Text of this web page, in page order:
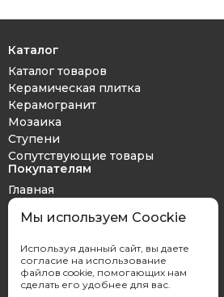
Каталог
Каталог товаров
Керамическая плитка
Керамогранит
Мозаика
Ступени
Сопутствующие товары
Покупателям
Главная
Дизайн проект
Оплата и доставка
Контакты
Мы используем Coockie
Используя данный сайт, вы даете
согласие на использование
файлов cookie, помогающих нам
сделать его удобнее для вас.